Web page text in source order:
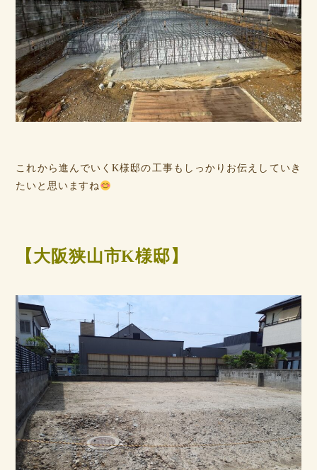
これから進んでいくK様邸の工事もしっかりお伝えしていき
たいと思いますね
【大阪狭山市K様邸】